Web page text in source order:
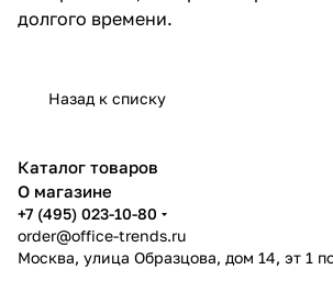
долгого времени.
Назад к списку
Каталог товаров
О магазине
+7 (495) 023-10-80
order@office-trends.ru
Москва, улица Образцова, дом 14, эт 1